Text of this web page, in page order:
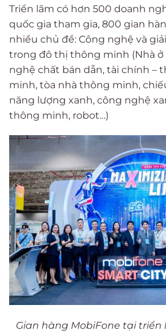
Triển lãm có hơn 500 doanh
quốc gia tham gia, 800 gian
nhiều chủ đề: Công nghệ và
trong đô thị thông minh (Nhà
nghệ chất bán dẫn, tài chính –
minh, tòa nhà thông minh,
năng lượng xanh, công nghệ
thông minh, robot…)
Gian hàng MobiFone tại